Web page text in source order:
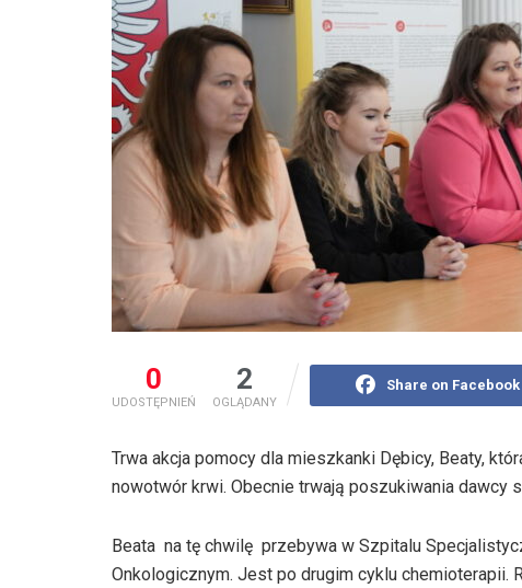
0
UDOSTĘPNIEŃ
2
OGLĄDANY
Share on Facebook
Trwa akcja pomocy dla mieszkanki Dębicy, Beaty,
nowotwór krwi. Obecnie trwają poszukiwania dawcy
Beata na tę chwilę przebywa w Szpitalu
Onkologicznym. Jest po drugim cyklu chemioterapii.